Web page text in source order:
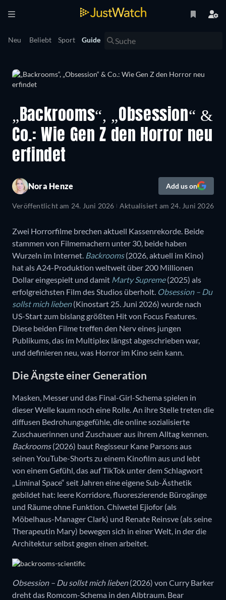
Neu Beliebt Sport Guide
„Backrooms“, „Obsession“ &
Co.: Wie Gen Z den Horror neu
erfindet
Nora Henze Add us on
Veröffentlicht am 24. Juni 2026 Aktualisiert am24. Juni 2026
Zwei Horrorfilme brechen aktuell Kassenrekorde. Beide
stammen von Filmemachern unter 30, beide haben
Wurzeln im Internet. Backrooms(2026, aktuell im Kino)
hat als A24-Produktion weltweit über 200 Millionen
Dollar eingespielt und damit Marty Supreme(2025) als
erfolgreichsten Film des Studios überholt. Obsession – Du
sollst mich lieben(Kinostart 25. Juni 2026) wurde nach
US-Start zum bislang größten Hit von Focus Features.
Diese beiden Filme treffen den Nerv eines jungen
Publikums, das im Multiplex längst abgeschrieben war,
und definieren neu, was Horror im Kino sein kann.
Die Ängste einer Generation
Masken, Messer und das Final-Girl-Schema spielen in
dieser Welle kaum noch eine Rolle. An ihre Stelle treten die
diffusen Bedrohungsgefühle, die online sozialisierte
Zuschauerinnen und Zuschauer aus ihrem Alltag kennen.
Backrooms(2026) baut Regisseur Kane Parsons aus
seinen YouTube-Shorts zu einem Kinofilm aus und lebt
von einem Gefühl, das auf TikTok unter dem Schlagwort
„Liminal Space“ seit Jahren eine eigene Sub-Ästhetik
gebildet hat: leere Korridore, fluoreszierende Bürogänge
und Räume ohne Funktion. Chiwetel Ejiofor (als
Möbelhaus-Manager Clark) und Renate Reinsve (als seine
Therapeutin Mary) bewegen sich in einer Welt, in der die
Architektur selbst gegen einen arbeitet.
Obsession – Du sollst mich lieben(2026) von Curry Barker
dreht das Romcom-Schema in den Albtraum. Bear